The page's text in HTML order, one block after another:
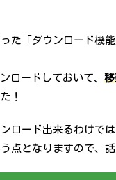
た「ダウンロード機
ロードしておいて、
！
ロード出来るわけで
点となりますので、